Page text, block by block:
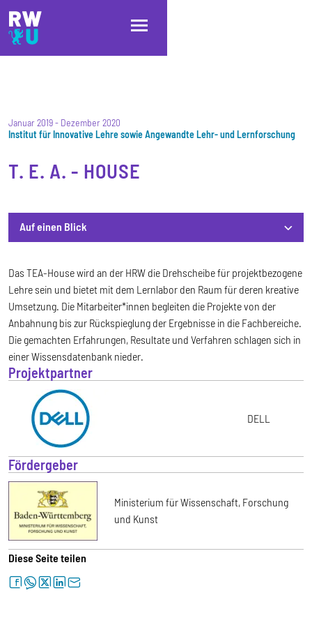
Direkt zum Inhalt
Direkt zur Hauptnavigation
Direkt zum Fußbereich
Januar 2019- Dezember 2020
Institut für Innovative Lehre sowie Angewandte Lehr- und Lernforschung
T. E. A. - HOUSE
Auf einen Blick
Auf einen Blick
Das TEA-House wird an der HRW die Drehscheibe für projektbezogene
Lehre sein und bietet mit dem Lernlabor den Raum für deren kreative
Umsetzung. Die Mitarbeiter*innen begleiten die Projekte von der
Anbahnung bis zur Rückspieglung der Ergebnisse in die Fachbereiche.
Die gemachten Erfahrungen, Resultate und Verfahren schlagen sich in
einer Wissensdatenbank nieder.
Projektpartner
DELL
Fördergeber
Ministerium für Wissenschaft, Forschung
und Kunst
Diese Seite teilen
facebookwhatsapptwitterlinkedinletter